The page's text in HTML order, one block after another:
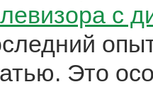
с
Это